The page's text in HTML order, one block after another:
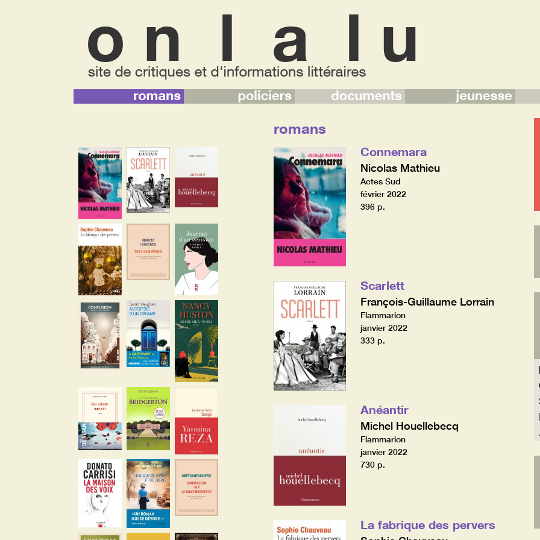
romans
Connemara
Nicolas Mathieu
Actes Sud
février 2022
396 p.
Scarlett
François-Guillaume Lorrain
Flammarion
janvier 2022
333 p.
Anéantir
Michel Houellebecq
Flammarion
janvier 2022
730 p.
La fabrique des pervers